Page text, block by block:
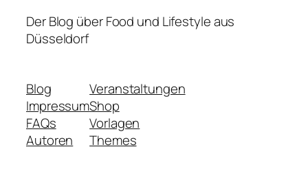
Der Blog über Food und Lifestyle aus
Düsseldorf
Blog
Impressum
FAQs
Autoren
Veranstaltungen
Shop
Vorlagen
Themes